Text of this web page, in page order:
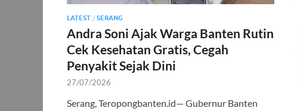
LATEST / SERANG
Andra Soni Ajak Warga Banten Rutin
Cek Kesehatan Gratis, Cegah
Penyakit Sejak Dini
27/07/2026
Serang, Teropongbanten.id— Gubernur Banten